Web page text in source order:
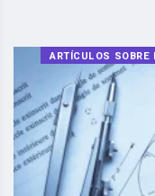
ARTÍCULOS SOBRE